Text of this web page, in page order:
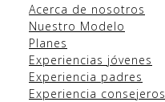
Acerca de nosotros
Nuestro Modelo
Planes
Experiencias jóvenes
Experiencia padres
Experiencia consejeros